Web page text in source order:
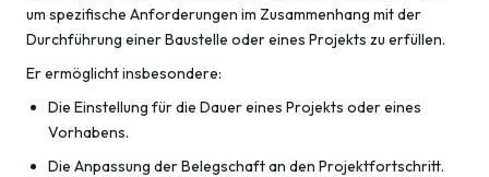
um spezifische Anforderungen im Zusammenhang mit der
Durchführung einer Baustelle oder eines Projekts zu erfüllen.
Er ermöglicht insbesondere:
Die Einstellung für die Dauer eines Projekts oder eines
Vorhabens.
Die Anpassung der Belegschaft an den Projektfortschritt.